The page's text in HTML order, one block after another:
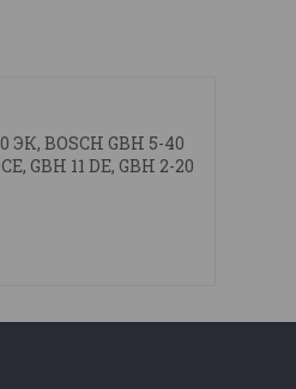
BOSCH GBH 5-40
GBH 11 DE, GBH 2-20